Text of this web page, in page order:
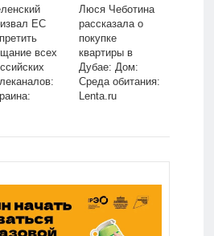
ЕС
всех
Люся Чеботина
рассказала о
покупке
квартиры в
Дубае: Дом:
Среда обитания:
Lenta.ru